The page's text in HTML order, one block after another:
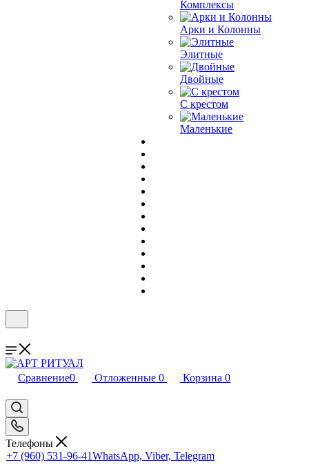
Комплексы
Арки и Колонны
Элитные
Двойные
С крестом
Маленькие
Сравнение0 Отложенные 0 Корзина 0
Телефоны
+7 (960) 531-96-41WhatsApp, Viber, Telegram